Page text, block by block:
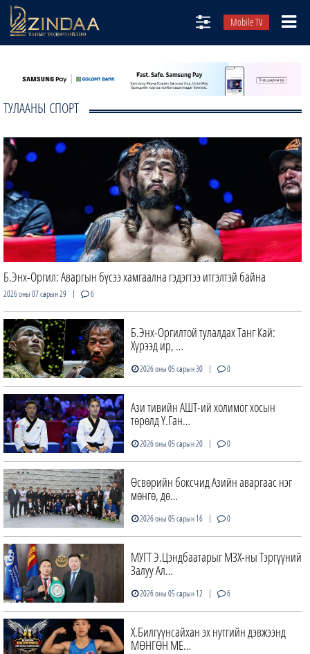
Mobile TV
ТВ8
ӨГЛӨӨНИЙ СОНИН
АУДИО ЗОХИОЛ
ЗИНДАА СЭТГҮҮЛ
ТУЛААНЫ СПОРТ
Б.Энх-Оргил: Аваргын бүсээ хамгаална гэдэгтээ итгэлтэй байна
2026 оны 07 сарын 29 | 6
Б.Энх-Оргилтой тулалдах Танг Кай:
Хүрээд ир, …
2026 оны 05 сарын 30 | 0
Ази тивийн АШТ-ий холимог хосын
төрөлд Ү.Ган…
2026 оны 05 сарын 20 | 0
Өсвөрийн боксчид Азийн аваргаас нэг
мөнгө, дө…
2026 оны 05 сарын 16 | 0
МУГТ Э.Цэндбаатарыг МЗХ-ны Тэргүүний
Залуу Ал…
2026 оны 05 сарын 12 | 6
Х.Билгүүнсайхан эх нутгийн дэвжээнд
МӨНГӨН МЕ…